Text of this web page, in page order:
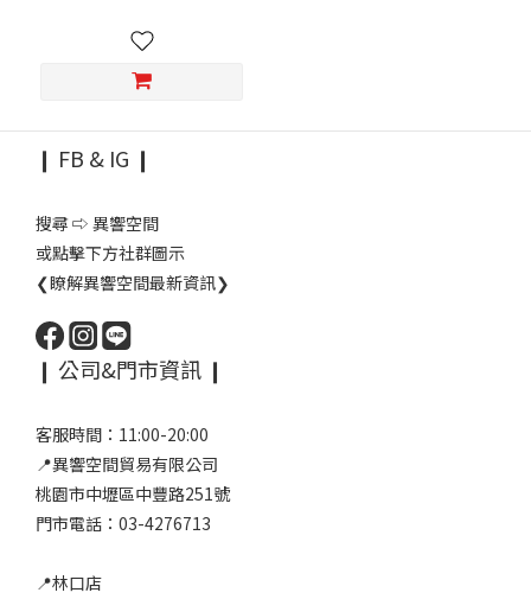
❙ FB & IG ❙
搜尋 ⇨ 異響空間
或點擊下方社群圖示
❮瞭解異響空間最新資訊❯
❙ 公司&門市資訊 ❙
客服時間：11:00-20:00
📍異響空間貿易有限公司
桃園市中壢區中豐路251號
門市電話：03-4276713
📍林口店